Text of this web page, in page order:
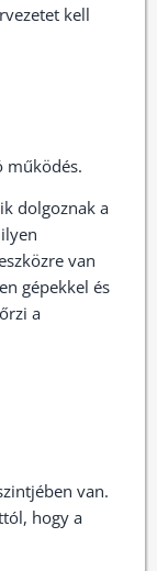
kell
működés.
dolgoznak a
van
gépekkel és
a
van.
hogy a